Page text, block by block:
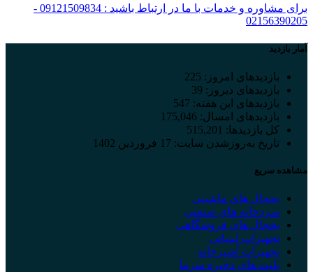
برای مشاوره و خدمات با ما در ارتباط باشید : 09121509834 -
02156390205
آمار بازدید
بازدیدهای امروز: 225
بازدیدهای دیروز: 39
بازدیدهای این هفته: 547
بازدیدهای امسال: 175,046
کل بازدیدها: 515,201
تاریخ به‌روزشدن سایت: 17 فروردین 1402
مشاهده سریع
یخچال های ماشینی
سردخانه های صنعتی
یخچال های فروشگاهی
تجهیزات لبنیاتی
تجهیزات آشپزخانه
پلیت های ذخیره سرما